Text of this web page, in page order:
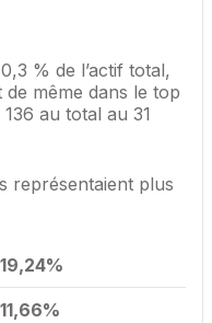
% de l’actif total,
même dans le top
au total au 31
représentaient plus
19,24%
11,66%